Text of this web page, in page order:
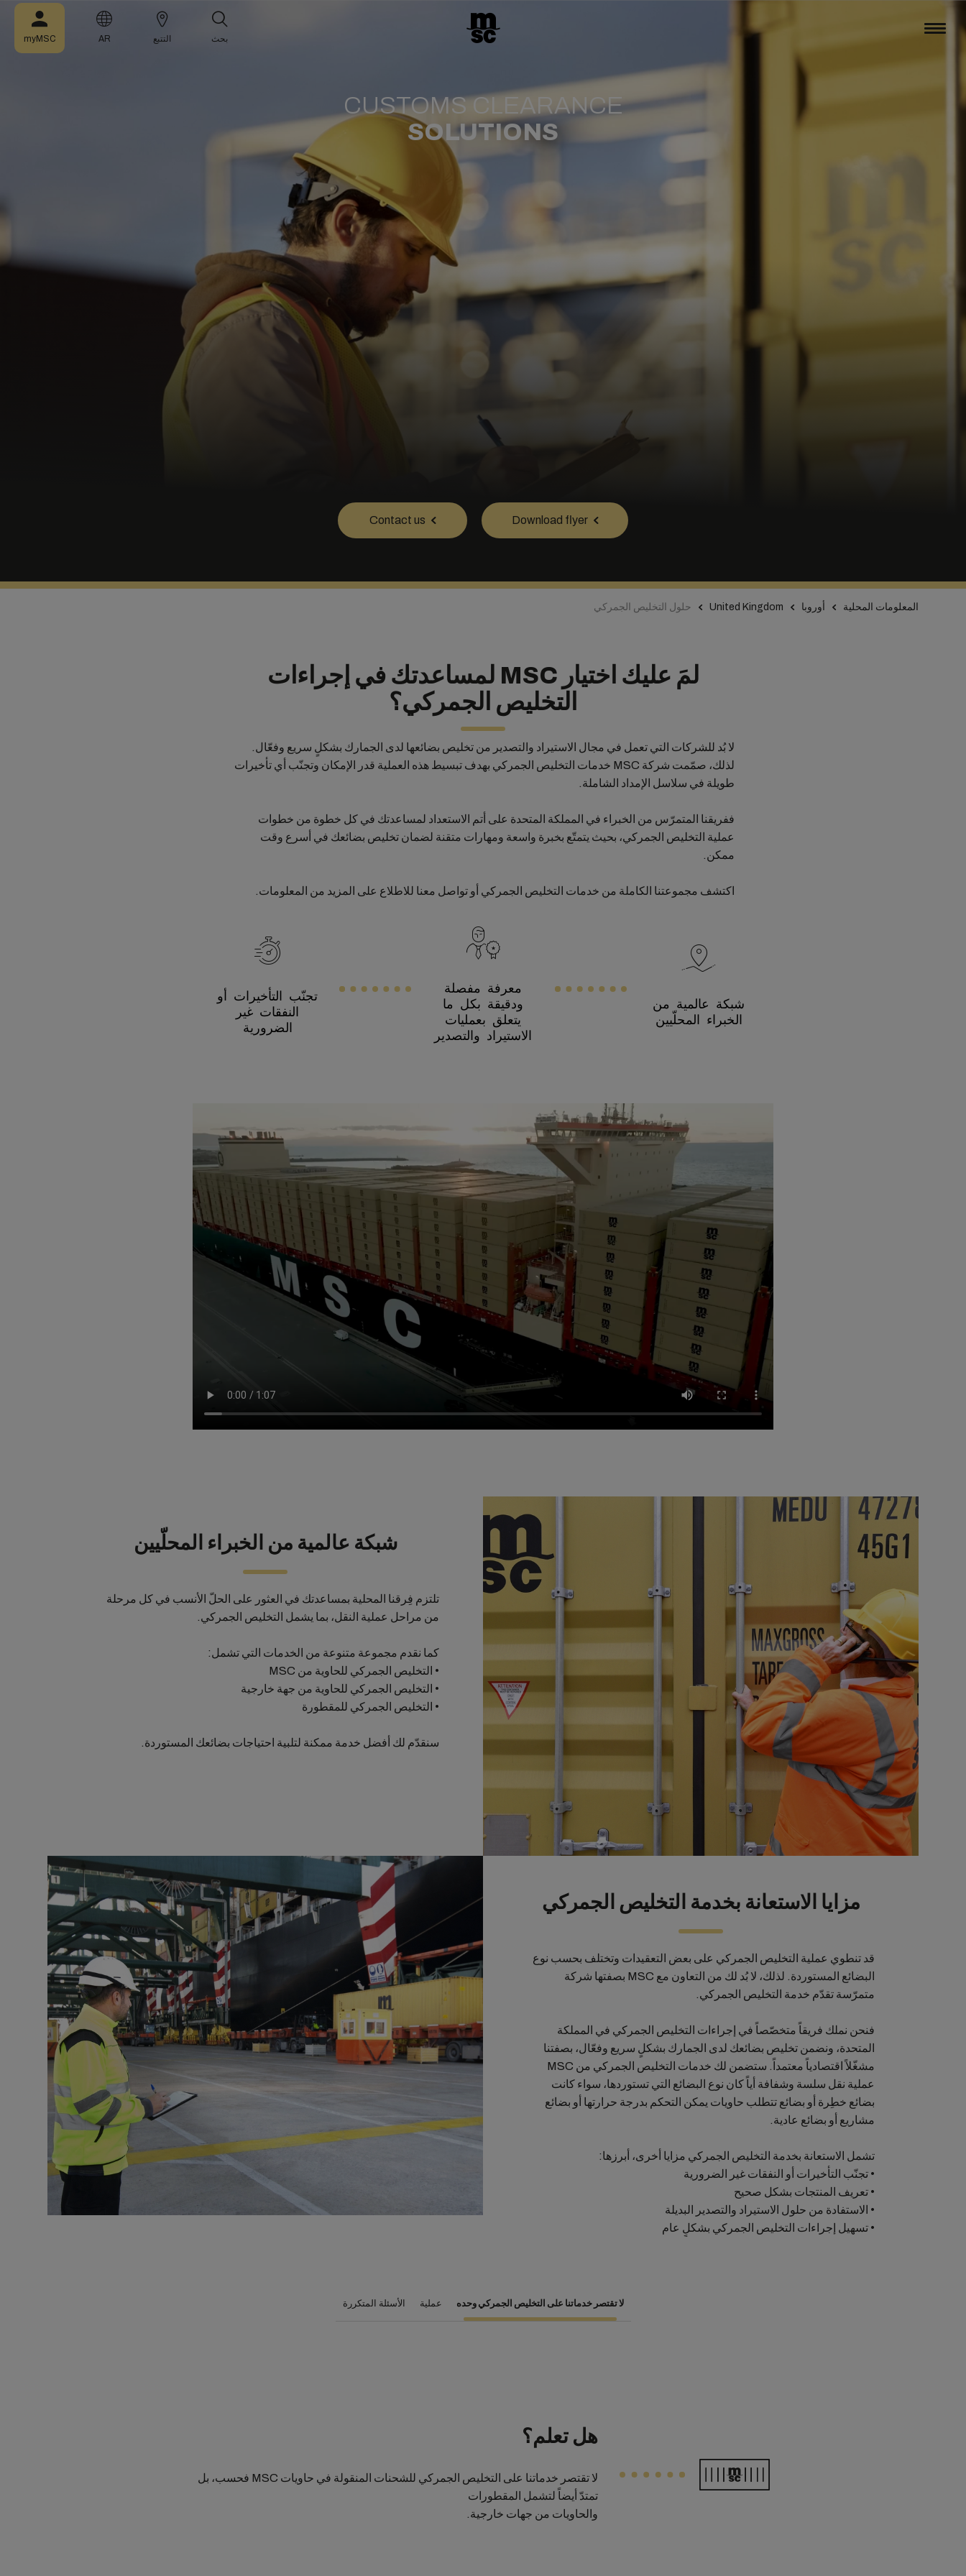
CUSTOMS CLEARANCE
SOLUTIONS
Download flyer
Contact us
بحث التتبع AR
myMSC
المعلومات المحلية أوروبا United Kingdom حلول التخليص الجمركي
لمَ عليك اختيار MSC لمساعدتك في إجراءات
التخليص الجمركي؟
لا بُد للشركات التي تعمل في مجال الاستيراد والتصدير من تخليص بضائعها لدى الجمارك بشكلٍ سريع وفعّال.
لذلك، صمّمت شركة MSC خدمات التخليص الجمركي بهدف تبسيط هذه العملية قدر الإمكان وتجنّب أي تأخيرات
طويلة في سلاسل الإمداد الشاملة.
ففريقنا المتمرّس من الخبراء في المملكة المتحدة على أتم الاستعداد لمساعدتك في كل خطوة من خطوات
عملية التخليص الجمركي، بحيث يتمتّع بخبرة واسعة ومهارات متقنة لضمان تخليص بضائعك في أسرع وقت
ممكن.
اكتشف مجموعتنا الكاملة من خدمات التخليص الجمركي أو تواصل معنا للاطلاع على المزيد من المعلومات.
شبكة عالمية من
الخبراء المحلّيين
معرفة مفصلة
ودقيقة بكل ما
يتعلق بعمليات
الاستيراد والتصدير
تجنّب التأخيرات أو
النفقات غير
الضرورية
شبكة عالمية من الخبراء المحلّيين
تلتزم فِرقنا المحلية بمساعدتك في العثور على الحلّ الأنسب في كل مرحلة
من مراحل عملية النقل، بما يشمل التخليص الجمركي.
كما نقدم مجموعة متنوعة من الخدمات التي تشمل:
• التخليص الجمركي للحاوية من MSC
• التخليص الجمركي للحاوية من جهة خارجية
• التخليص الجمركي للمقطورة
سنقدّم لك أفضل خدمة ممكنة لتلبية احتياجات بضائعك المستوردة.
مزايا الاستعانة بخدمة التخليص الجمركي
قد تنطوي عملية التخليص الجمركي على بعض التعقيدات وتختلف بحسب نوع
البضائع المستوردة. لذلك، لا بُد لك من التعاون مع MSC بصفتها شركة
متمرّسة تقدّم خدمة التخليص الجمركي.
فنحن نملك فريقاً متخصّصاً في إجراءات التخليص الجمركي في المملكة
المتحدة، ونضمن تخليص بضائعك لدى الجمارك بشكلٍ سريع وفعّال، بصفتنا
مشغّلاً اقتصادياً معتمداً. ستضمن لك خدمات التخليص الجمركي من MSC
عملية نقل سلسة وشفافة أياً كان نوع البضائع التي تستوردها، سواء كانت
بضائع خطِرة أو بضائع تتطلب حاويات يمكن التحكم بدرجة حرارتها أو بضائع
مشاريع أو بضائع عادية.
تشمل الاستعانة بخدمة التخليص الجمركي مزايا أخرى، أبرزها:
• تجنّب التأخيرات أو النفقات غير الضرورية
• تعريف المنتجات بشكل صحيح
• الاستفادة من حلول الاستيراد والتصدير البديلة
• تسهيل إجراءات التخليص الجمركي بشكلٍ عام
لا تقتصر خدماتنا على التخليص الجمركي وحده عملية الأسئلة المتكررة
هل تعلم؟
لا تقتصر خدماتنا على التخليص الجمركي للشحنات المنقولة في حاويات MSC فحسب، بل
تمتدّ أيضاً لتشمل المقطورات
والحاويات من جهات خارجية.